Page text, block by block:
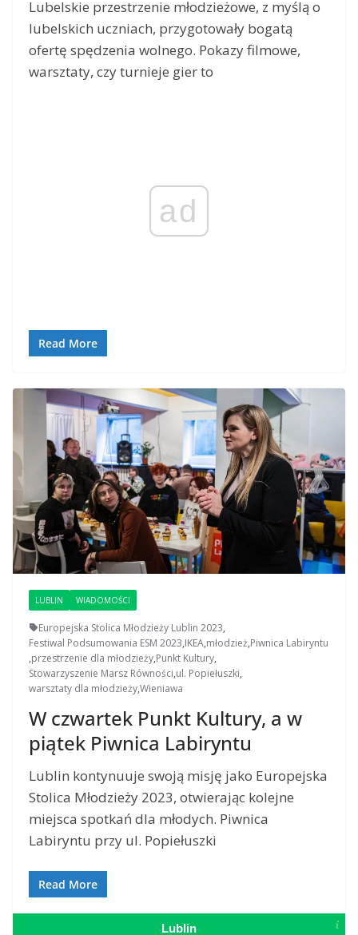
Lubelskie przestrzenie młodzieżowe, z myślą o
lubelskich uczniach, przygotowały bogatą
ofertę spędzenia wolnego. Pokazy filmowe,
warsztaty, czy turnieje gier to
ad
Read More
LUBLIN WIADOMOŚCI
Europejska Stolica Młodzieży Lublin 2023,
Festiwal Podsumowania ESM 2023,IKEA,młodzież,Piwnica Labiryntu
,przestrzenie dla młodzieży,Punkt Kultury,
Stowarzyszenie Marsz Równości,ul. Popiełuszki,
warsztaty dla młodzieży,Wieniawa
W czwartek Punkt Kultury, a w
piątek Piwnica Labiryntu
Lublin kontynuuje swoją misję jako Europejska
Stolica Młodzieży 2023, otwierając kolejne
miejsca spotkań dla młodych. Piwnica
Labiryntu przy ul. Popiełuszki
Read More
Lublin